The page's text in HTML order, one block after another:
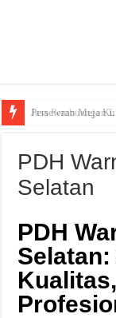
Persewaan Meja
PDH
Selatan
PDH